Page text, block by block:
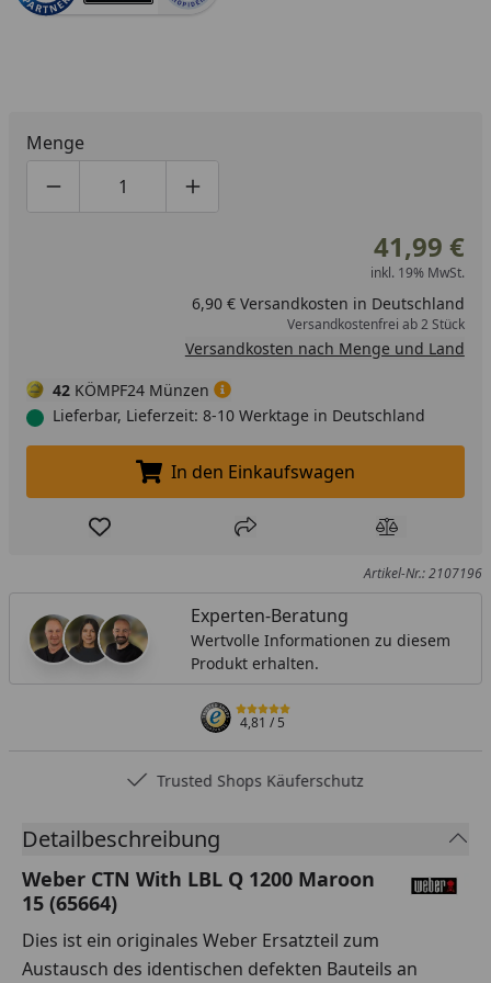
Menge
Produktmenge um eins verringern
Produktmenge manuell eingeben
Produktmenge um eins erhöhen
41,99 €
inkl. 19% MwSt.
6,90 € Versandkosten in Deutschland
Versandkostenfrei ab 2 Stück
Versandkosten nach Menge und Land
42 KÖMPF24 Münzen
Lieferbar, Lieferzeit: 8-10 Werktage in Deutschland
In den Einkaufswagen legen
In den Einkaufswagen
Produkt zur Wunschliste hinzufügen
Teilen Produkt
Artikel-Nr.: 2107196
Experten-Beratung
Wertvolle Informationen zu diesem
Produkt erhalten.
4,81/ 5
Trusted Shops Käuferschutz
Detailbeschreibung
Weber CTN With LBL Q 1200 Maroon
15 (65664)
Dies ist ein originales Weber Ersatzteil zum
Austausch des identischen defekten Bauteils an